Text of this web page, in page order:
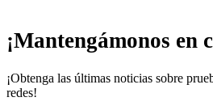
¡Mantengámonos en
¡Obtenga las últimas noticias sobre
redes!